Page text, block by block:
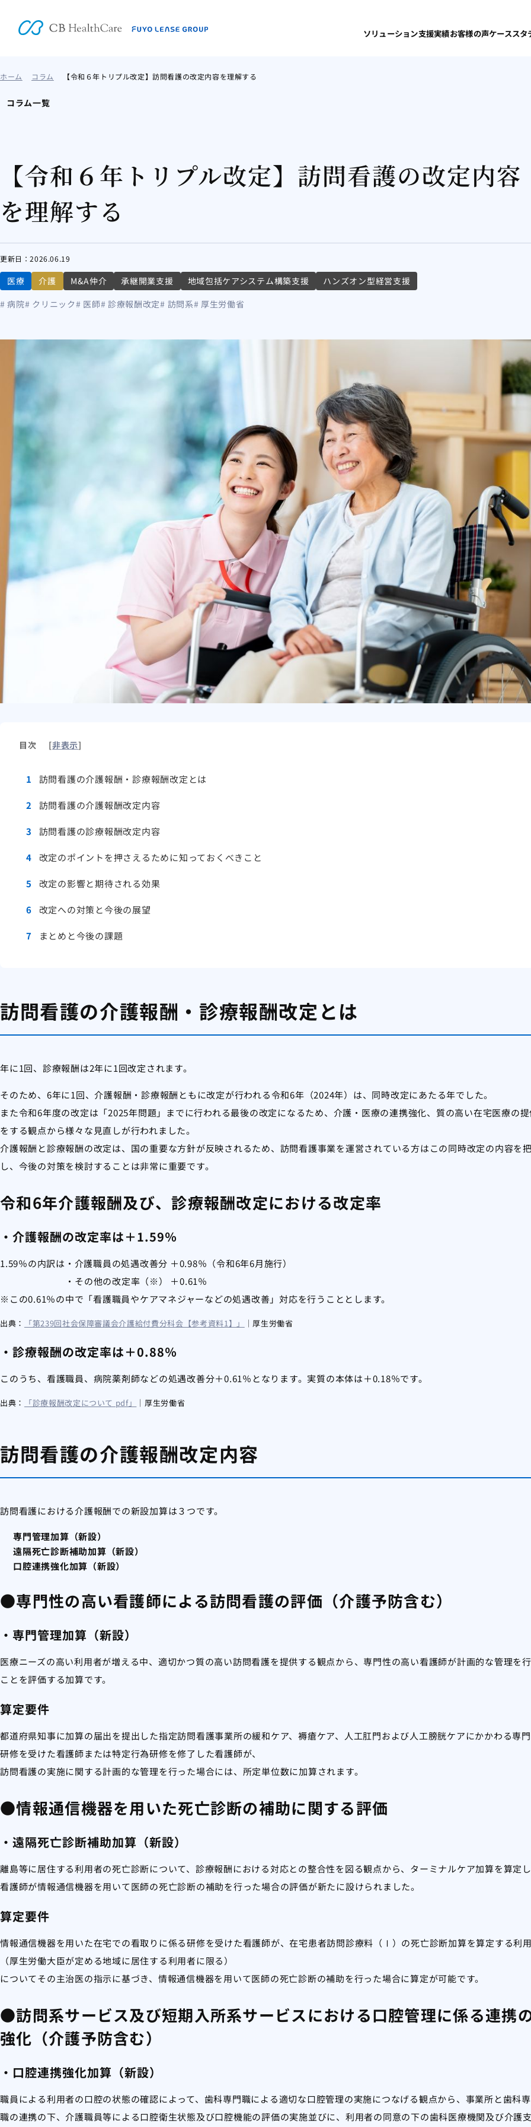
ソリューション支援実績お客様の声ケーススタ
ホーム コラム 【令和６年トリプル改定】訪問看護の改定内容を理解する
コラム一覧
【令和６年トリプル改定】訪問看護の改定内容
を理解する
更新日：2026.06.19
医療 介護 M&A仲介 承継開業支援 地域包括ケアシステム構築支援
ハンズオン型経営支援
# 病院# クリニック# 医師# 診療報酬改定# 訪問系# 厚生労働省
目次 [非表示]
1 訪問看護の介護報酬・診療報酬改定とは
2 訪問看護の介護報酬改定内容
3 訪問看護の診療報酬改定内容
4 改定のポイントを押さえるために知っておくべきこと
5 改定の影響と期待される効果
6 改定への対策と今後の展望
7 まとめと今後の課題
訪問看護の介護報酬・診療報酬改定とは
年に1回、診療報酬は2年に1回改定されます。
そのため、6年に1回、介護報酬・診療報酬ともに改定が行われる令和6年（2024年）は、同時改定にあたる年でした。
また令和6年度の改定は「2025年問題」までに行われる最後の改定になるため、介護・医療の連携強化、質の高い在宅医療の
をする観点から様々な見直しが行われました。
介護報酬と診療報酬の改定は、国の重要な方針が反映されるため、訪問看護事業を運営されている方はこの同時改定の内容を
し、今後の対策を検討することは非常に重要です。
令和6年介護報酬及び、診療報酬改定における改定率
・介護報酬の改定率は＋1.59％
1.59％の内訳は・介護職員の処遇改善分 ＋0.98％（令和6年6月施行）
・その他の改定率（※） ＋0.61％
※この0.61％の中で「看護職員やケアマネジャーなどの処遇改善」対応を行うこととします。
出典： 「第239回社会保障審議会介護給付費分科会【参考資料1】」 ｜厚生労働省
・診療報酬の改定率は＋0.88％
このうち、看護職員、病院薬剤師などの処遇改善分＋0.61％となります。実質の本体は＋0.18％です。
出典： 「診療報酬改定について pdf」 ｜厚生労働省
訪問看護の介護報酬改定内容
訪問看護における介護報酬での新設加算は３つです。
専門管理加算（新設）
遠隔死亡診断補助加算（新設）
口腔連携強化加算（新設）
●専門性の高い看護師による訪問看護の評価（介護予防含む）
・専門管理加算（新設）
医療ニーズの高い利用者が増える中、適切かつ質の高い訪問看護を提供する観点から、専門性の高い看護師が計画的な管理を
ことを評価する加算です。
算定要件
都道府県知事に加算の届出を提出した指定訪問看護事業所の緩和ケア、褥瘡ケア、人工肛門および人工膀胱ケアにかかわる専
研修を受けた看護師または特定行為研修を修了した看護師が、
訪問看護の実施に関する計画的な管理を行った場合には、所定単位数に加算されます。
●情報通信機器を用いた死亡診断の補助に関する評価
・遠隔死亡診断補助加算（新設）
離島等に居住する利用者の死亡診断について、診療報酬における対応との整合性を図る観点から、ターミナルケア加算を算定
看護師が情報通信機器を用いて医師の死亡診断の補助を行った場合の評価が新たに設けられました。
算定要件
情報通信機器を用いた在宅での看取りに係る研修を受けた看護師が、在宅患者訪問診療料（Ⅰ）の死亡診断加算を算定する利
（厚生労働大臣が定める地域に居住する利用者に限る）
についてその主治医の指示に基づき、情報通信機器を用いて医師の死亡診断の補助を行った場合に算定が可能です。
●訪問系サービス及び短期入所系サービスにおける口腔管理に係る連携
強化（介護予防含む）
・口腔連携強化加算（新設）
職員による利用者の口腔の状態の確認によって、歯科専門職による適切な口腔管理の実施につなげる観点から、事業所と歯科
職の連携の下、介護職員等による口腔衛生状態及び口腔機能の評価の実施並びに、利用者の同意の下の歯科医療機関及び介護